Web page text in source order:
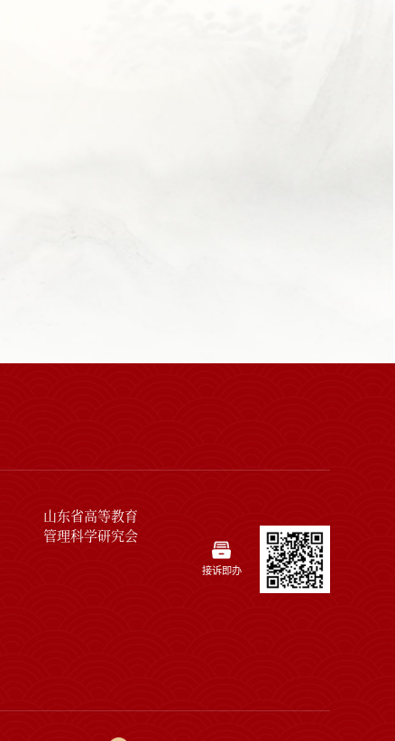
山东省高等教育
管理科学研究会
接诉即办